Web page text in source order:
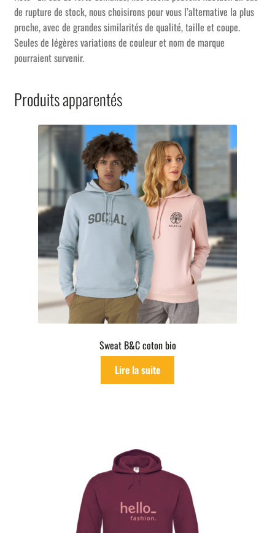
de rupture de stock, nous choisirons pour vous l’alternative la plus
proche, avec de grandes similarités de qualité, taille et coupe.
Seules de légères variations de couleur et nom de marque
pourraient survenir.
Produits apparentés
Sweat B&C coton bio
Lire la suite